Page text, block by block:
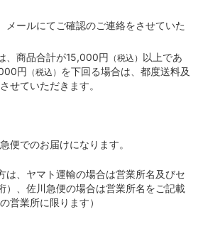
メールにてご確認のご連絡をさせていた
、商品合計が15,000円 （税込） 以上であ
円 （税込） を下回る場合は、都度送料及
せていただきます。
便でのお届けになります。
は、ヤマト運輸の場合は営業所名及びセ
）、佐川急便の場合は営業所名をご記載
営業所に限ります）